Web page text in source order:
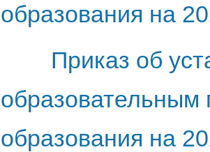
образования на
Приказ об
образовательным
образования на